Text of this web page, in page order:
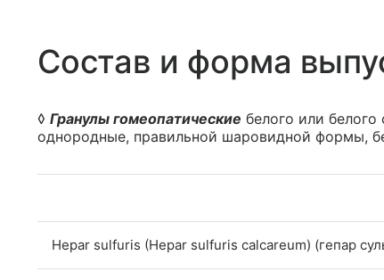
Состав и форма
◊ Гранулы гомеопатические белого или
однородные, правильной шаровидной формы,
Hepar sulfuris (Hepar sulfuris calcareum) (гепар